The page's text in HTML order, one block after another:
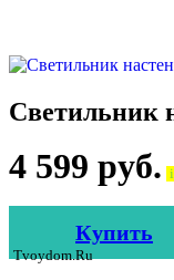
Светильник
4 599 руб.
Купить
Tvoydom.ru